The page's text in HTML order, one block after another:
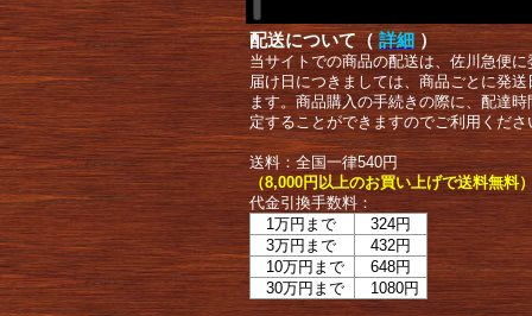
配送について（ 詳細 ）
当サイトでの商品の配送は、佐川急便
届け日につきましては、商品ごとに発
ます。商品購入の手続きの際に、配達
定することができますのでご利用くださ
送料：全国一律540円
（8,000円以上のお買い上げで送料無料
代金引換手数料：
1万円まで
324円
3万円まで
432円
10万円まで
648円
30万円まで
1080円